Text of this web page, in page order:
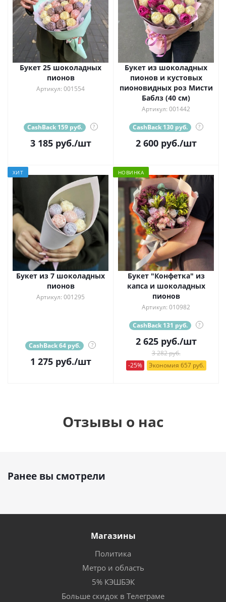
Букет 25 шоколадных
пионов
Артикул: 001554
CashBack 159 руб. ?
3 185руб./шт
Букет из шоколадных
пионов и кустовых
пионовидных роз Мисти
Баблз (40 см)
Артикул: 001442
CashBack 130 руб. ?
2 600руб./шт
ХИТ
Букет из 7 шоколадных
пионов
Артикул: 001295
CashBack 64 руб. ?
1 275руб./шт
НОВИНКА
Букет "Конфетка" из
капса и шоколадных
пионов
Артикул: 010982
CashBack 131 руб. ?
2 625руб./шт
3 282 руб.
-25%
Экономия 657 руб.
Отзывы о нас
Ранее вы смотрели
Магазины
Политика
Метро и область
5% КЭШБЭК
Больше скидок в Телеграме